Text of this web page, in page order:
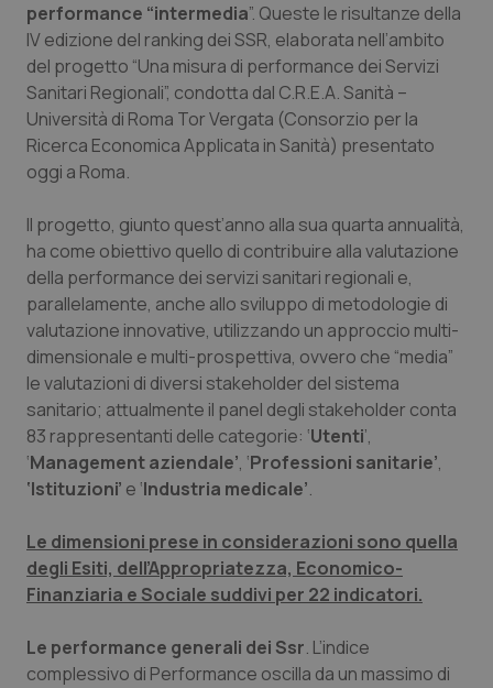
Liguria
Lombardia
Marche
Piemonte
Provincia Autonoma di Bolzano
Provincia Autonoma di Trento
Puglia
Sardegna
Sicilia
Toscana
Umbria
Disturbi dell’umore
Dolore
Donna & Salute
HIV
Infezioni & Febbre
Ipertensione & Scompenso
Malattie rare
Malattia di Crohn & Rettocolite Ulcerosa
Neuroscienze & patologie neurodegenerative
Obesità
Oftalmologia
performance “intermedia”. Queste le risultanze della
IV edizione del ranking dei SSR, elaborata nell’ambito
del progetto “Una misura di performance dei Servizi
Sanitari Regionali”, condotta dal C.R.E.A. Sanità –
Università di Roma Tor Vergata (Consorzio per la
Ricerca Economica Applicata in Sanità) presentato
oggi a Roma.
Il progetto, giunto quest’anno alla sua quarta annualità,
ha come obiettivo quello di contribuire alla valutazione
della performance dei servizi sanitari regionali e,
parallelamente, anche allo sviluppo di metodologie di
valutazione innovative, utilizzando un approccio multi-
dimensionale e multi-prospettiva, ovvero che “media”
le valutazioni di diversi stakeholder del sistema
sanitario; attualmente il panel degli stakeholder conta
83 rappresentanti delle categorie: ‘Utenti’,
‘Management aziendale’, ‘Professioni sanitarie’,
‘Istituzioni’ e ‘Industria medicale’.
Le dimensioni prese in considerazioni sono quella
degli Esiti, dell’Appropriatezza, Economico-
Finanziaria e Sociale suddivi per 22 indicatori.
Le performance generali dei Ssr. L’indice
complessivo di Performance oscilla da un massimo di